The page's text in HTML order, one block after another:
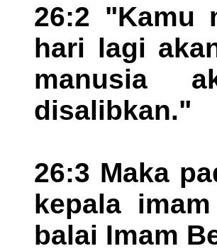
26:2 "Kamu
hari lagi
manusia
disalibkan."
26:3 Maka
kepala
balai Imam